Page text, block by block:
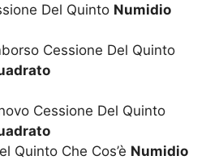
Del Quinto Numidio
Cessione Del Quinto
Cessione Del Quinto
Quinto Che Cos’è Numidio